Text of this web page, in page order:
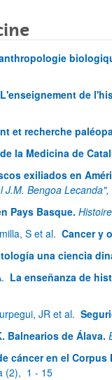
L'enseignement de
et recherche
la Medicina de
exiliados en
J.M. Bengoa Lecanda",
Pays Basque.
S et al. Cancer y
una ciencia
La enseñanza de
JR et al.
Balnearios de Álava.
cáncer en el
(2), 1 - 15